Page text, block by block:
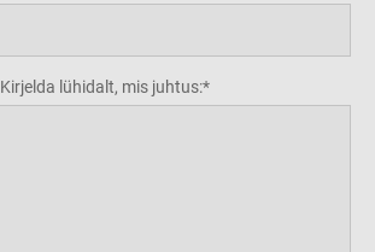
Kirjelda lühidalt, mis juhtus: